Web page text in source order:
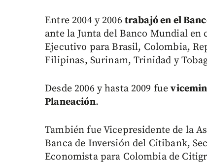
Entre 2004 y 2006 trabajó en el
ante la Junta del Banco Mundial
Ejecutivo para Brasil, Colombia,
Filipinas, Surinam, Trinidad y
Desde 2006 y hasta 2009 fue
Planeación.
También fue Vicepresidente de la
Banca de Inversión del Citibank,
Economista para Colombia de